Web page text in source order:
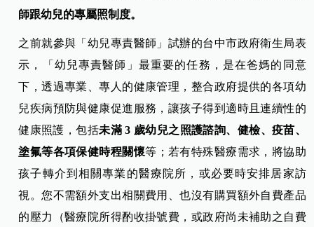
師跟幼兒的專屬照制度。
之前就參與「幼兒專責醫師」試辦的台中市政府衛生局表
示，「幼兒專責醫師」最重要的任務，是在爸媽的同意
下，透過專業、專人的健康管理，整合政府提供的各項幼
兒疾病預防與健康促進服務，讓孩子得到適時且連續性的
健康照護，包括未滿 3 歲幼兒之照護諮詢、健檢、疫苗、
塗氟等各項保健時程關懷等；若有特殊醫療需求，將協助
孩子轉介到相關專業的醫療院所，或必要時安排居家訪
視。您不需額外支出相關費用、也沒有購買額外自費產品
的壓力（醫療院所得酌收掛號費，或政府尚未補助之自費